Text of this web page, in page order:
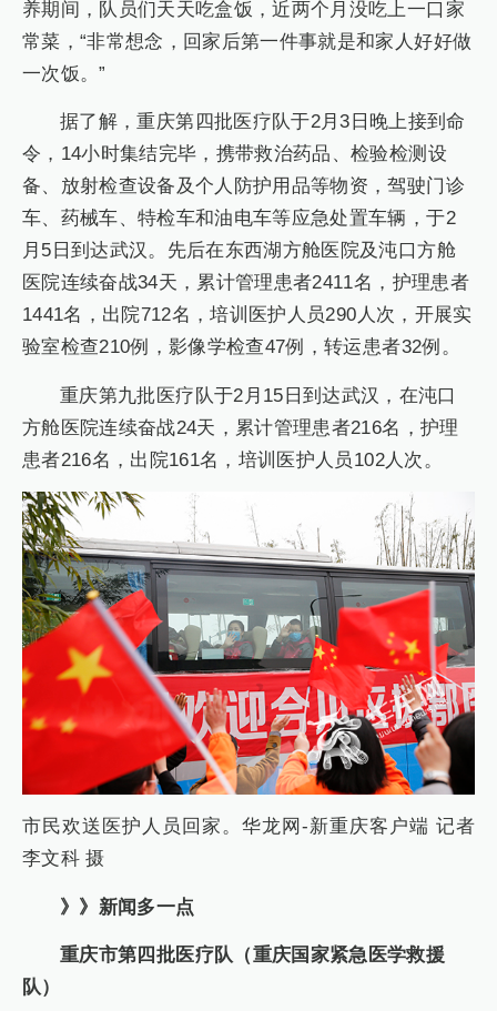
养期间，队员们天天吃盒饭，近两个月没吃上一口家
常菜，“非常想念，回家后第一件事就是和家人好好做
一次饭。”
据了解，重庆第四批医疗队于2月3日晚上接到命
令，14小时集结完毕，携带救治药品、检验检测设
备、放射检查设备及个人防护用品等物资，驾驶门诊
车、药械车、特检车和油电车等应急处置车辆，于2
月5日到达武汉。先后在东西湖方舱医院及沌口方舱
医院连续奋战34天，累计管理患者2411名，护理患者
1441名，出院712名，培训医护人员290人次，开展实
验室检查210例，影像学检查47例，转运患者32例。
重庆第九批医疗队于2月15日到达武汉，在沌口
方舱医院连续奋战24天，累计管理患者216名，护理
患者216名，出院161名，培训医护人员102人次。
市民欢送医护人员回家。华龙网-新重庆客户端 记者
李文科 摄
》》新闻多一点
重庆市第四批医疗队（重庆国家紧急医学救援
队）